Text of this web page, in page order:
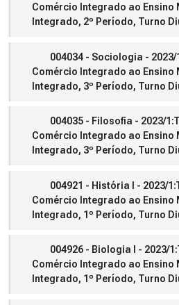
Comércio Integrado ao Ensino
Integrado, 2º Período, Turno
004034 - Sociologia - 2023/
Comércio Integrado ao Ensino
Integrado, 3º Período, Turno
004035 - Filosofia - 2023/
Comércio Integrado ao Ensino
Integrado, 3º Período, Turno
004921 - História I - 2023/
Comércio Integrado ao Ensino
Integrado, 1º Período, Turno
004926 - Biologia I - 2023/
Comércio Integrado ao Ensino
Integrado, 1º Período, Turno